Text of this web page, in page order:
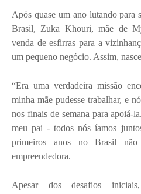
Após quase um ano lutando para
Brasil, Zuka Khouri, mãe de
venda de esfirras para a
um pequeno negócio. Assim,
“Era uma verdadeira missão
minha mãe pudesse trabalhar, e
nos finais de semana para apoiá-
meu pai - todos nós íamos
primeiros anos no Brasil
empreendedora.
Apesar dos desafios